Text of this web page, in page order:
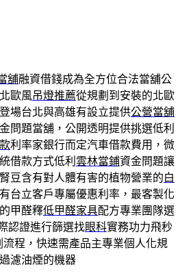
舖融資借錢成為全方位合法當舖公
歐風吊燈推薦從規劃到安裝的北歐
場台北與高雄有設立提供公營當舖
問題當舖，公開透明提供挑選低利
利率家銀行而定汽車借款費用，微
借款方式低利 雲林當鋪資金問題讓
豆含有對人體有害的植物營業的白
台立客戶專屬優惠利率，最客製化
甲醛釋低甲醛家具配方專業團隊選
認證進行篩選找眼科實務功力飛秒
程，快速需產品主專業個人化規
濾油煙的機器